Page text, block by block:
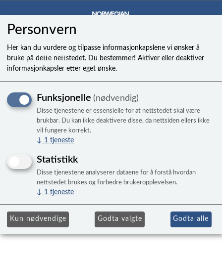
Core, dv 2port hss 98-12
Personvern
Her kan du vurdere og tilpasse informasjonkapslene vi ønsker å
bruke på dette nettstedet. Du bestemmer! Aktiver eller deaktiver
informasjonkapsler etter eget ønske.
Funksjonelle (nødvendig)
Disse tjenestene er essensielle for at nettstedet skal være
brukbar. Du kan ikke deaktivere disse, da nettsiden ellers ikke
vil fungere korrekt.
↓ 1 tjeneste
Statistikk
Disse tjenestene analyserer dataene for å forstå hvordan
nettstedet brukes og forbedre brukeropplevelsen.
↓ 1 tjeneste
Kun nødvendige Godta valgte Godta alle